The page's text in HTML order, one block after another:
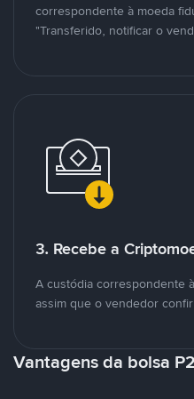
correspondente à moeda
"Transferido, notificar o
3. Recebe a
A custódia correspondente
assim que o vendedor
Vantagens da bolsa